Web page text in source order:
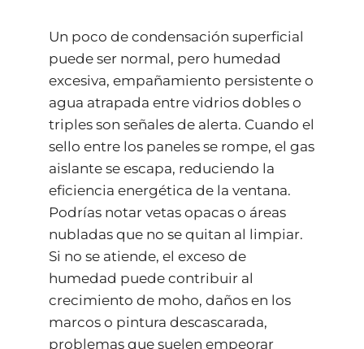
Un poco de condensación superficial
puede ser normal, pero humedad
excesiva, empañamiento persistente o
agua atrapada entre vidrios dobles o
triples son señales de alerta. Cuando el
sello entre los paneles se rompe, el gas
aislante se escapa, reduciendo la
eficiencia energética de la ventana.
Podrías notar vetas opacas o áreas
nubladas que no se quitan al limpiar.
Si no se atiende, el exceso de
humedad puede contribuir al
crecimiento de moho, daños en los
marcos o pintura descascarada,
problemas que suelen empeorar